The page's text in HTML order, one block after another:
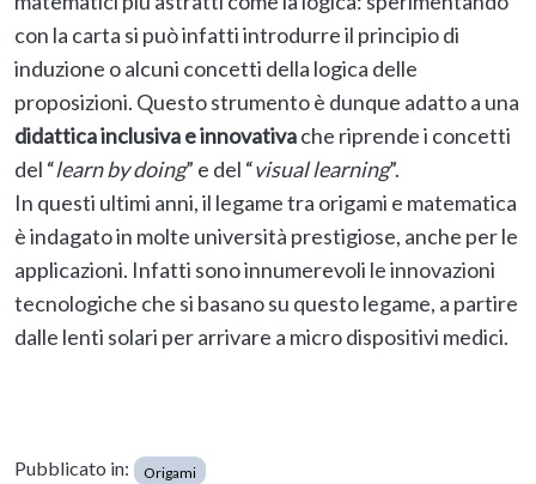
con la carta si può infatti introdurre il principio di
induzione o alcuni concetti della logica delle
proposizioni. Questo strumento è dunque adatto a una
didattica inclusiva e innovativache riprende i concetti
del “learn by doing” e del “visual learning”.
In questi ultimi anni, il legame tra origami e matematica
è indagato in molte università prestigiose, anche per le
applicazioni. Infatti sono innumerevoli le innovazioni
tecnologiche che si basano su questo legame, a partire
dalle lenti solari per arrivare a micro dispositivi medici.
Pubblicato in: Origami